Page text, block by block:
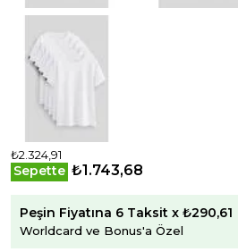
₺2.324,91
Sepette ₺1.743,68
Peşin Fiyatına 6 Taksit x ₺290,61
Worldcard ve Bonus'a Özel